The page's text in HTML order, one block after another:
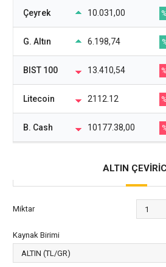
Çeyrek 10.031,00
G. Altın 6.198,74
BIST 100 13.410,54
Litecoin 2112.12
B. Cash 10177.38,00
ALTIN
Miktar
Kaynak Birimi